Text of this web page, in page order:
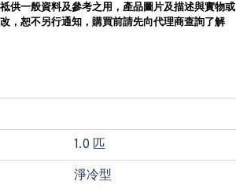
供一般資料及參考之用，產品圖片及描述與實物或
，恕不另行通知，購買前請先向代理商查詢了解
1.0 匹
淨冷型